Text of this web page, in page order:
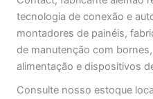
tecnologia de conexão e
montadores de painéis,
de manutenção com
alimentação e dispositivos
Consulte nosso estoque